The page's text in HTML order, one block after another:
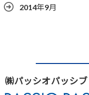
2014年9月
㈱パッシオパッシブ